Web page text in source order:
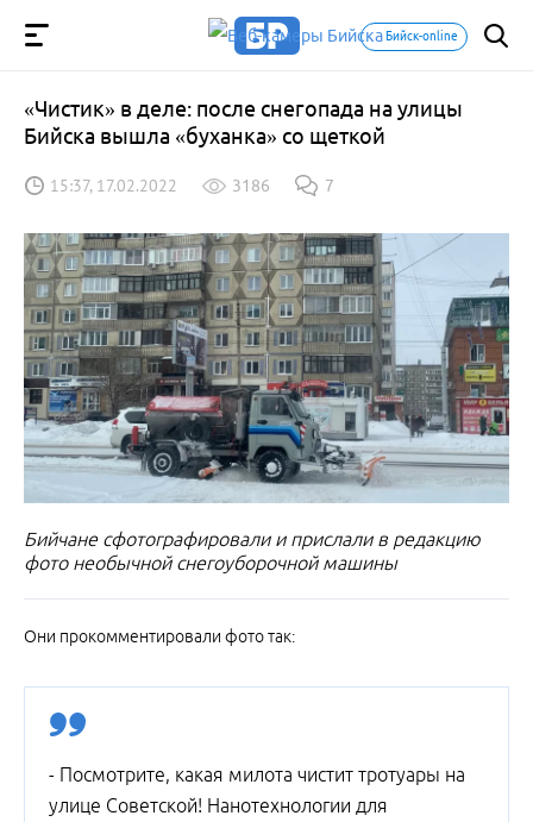
Бийск-online
«Чистик» в деле: после снегопада на улицы
Бийска вышла «буханка» со щеткой
15:37, 17.02.2022 3186 7
Бийчане сфотографировали и прислали в редакцию
фото необычной снегоуборочной машины
Они прокомментировали фото так:
- Посмотрите, какая милота чистит тротуары на
улице Советской! Нанотехнологии для